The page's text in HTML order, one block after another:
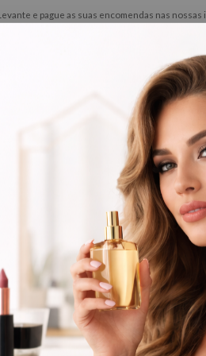
e pague as suas encomendas nas
Barbeiro